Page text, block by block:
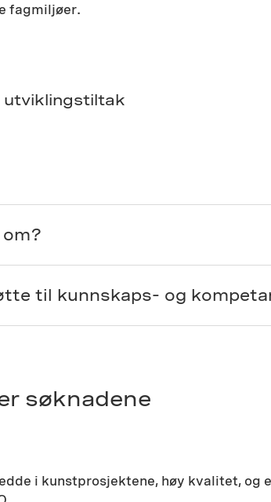
fagmiljøer.
utviklingstiltak
til kunnskaps- og
søknadene
i kunstprosjektene, høy kvalitet,